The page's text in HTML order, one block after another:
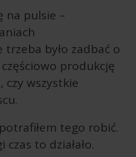
na pulsie –
było zadbać o
produkcję
wszystkie
tego robić.
czas to działało.